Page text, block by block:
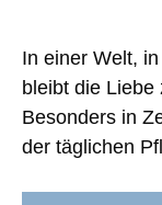
In einer Welt,
bleibt die
Besonders in
der täglichen